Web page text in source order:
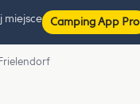
miejsce Camping App Pro